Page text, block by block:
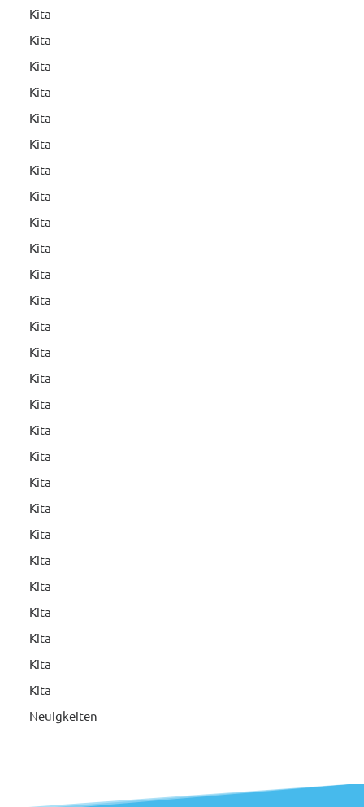
Kita
Kita
Kita
Kita
Kita
Kita
Kita
Kita
Kita
Kita
Kita
Kita
Kita
Kita
Kita
Kita
Kita
Kita
Kita
Kita
Kita
Kita
Kita
Kita
Kita
Kita
Kita
Neuigkeiten